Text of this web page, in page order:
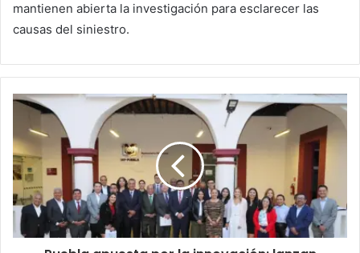
mantienen abierta la investigación para esclarecer las
causas del siniestro.